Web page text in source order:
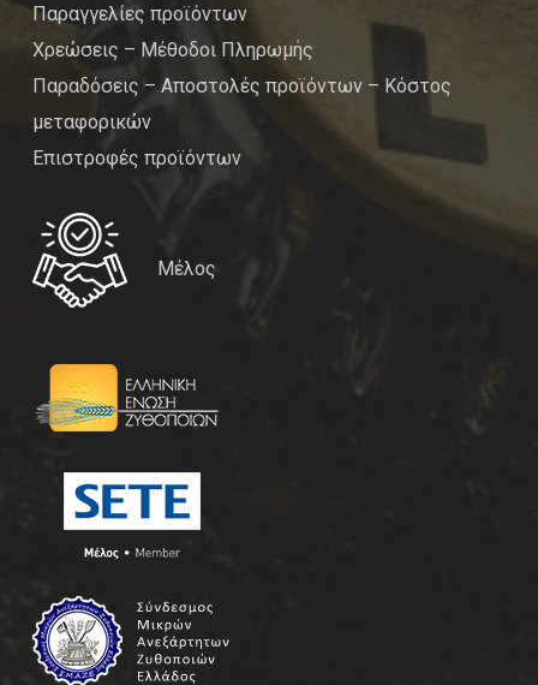
Παραγγελίες προϊόντων
Χρεώσεις – Μέθοδοι Πληρωμής
Παραδόσεις – Αποστολές προϊόντων – Κόστος
μεταφορικών
Επιστροφές προϊόντων
Μέλος